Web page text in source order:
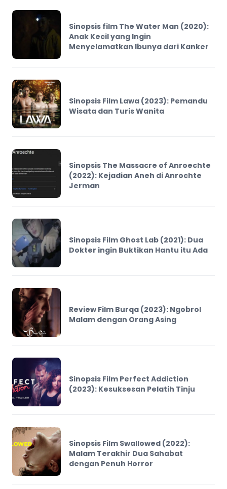
Sinopsis film The Water Man (2020):
Anak Kecil yang Ingin
Menyelamatkan Ibunya dari Kanker
Sinopsis Film Lawa (2023): Pemandu
Wisata dan Turis Wanita
Sinopsis The Massacre of Anroechte
(2022): Kejadian Aneh di Anrochte
Jerman
Sinopsis Film Ghost Lab (2021): Dua
Dokter ingin Buktikan Hantu itu Ada
Review Film Burqa (2023): Ngobrol
Malam dengan Orang Asing
Sinopsis Film Perfect Addiction
(2023): Kesuksesan Pelatih Tinju
Sinopsis Film Swallowed (2022):
Malam Terakhir Dua Sahabat
dengan Penuh Horror